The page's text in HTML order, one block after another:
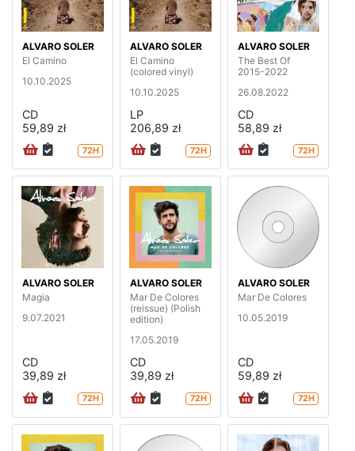
ALVARO SOLER
El Camino
10.10.2025
CD
59,89 zł
72H
ALVARO SOLER
El Camino
(colored vinyl)
10.10.2025
LP
206,89 zł
72H
ALVARO SOLER
The Best Of
2015-2022
26.08.2022
CD
58,89 zł
72H
ALVARO SOLER
Magia
9.07.2021
CD
39,89 zł
72H
ALVARO SOLER
Mar De Colores
(reissue) (Polish
edition)
17.05.2019
CD
39,89 zł
72H
ALVARO SOLER
Mar De Colores
10.05.2019
CD
59,89 zł
72H